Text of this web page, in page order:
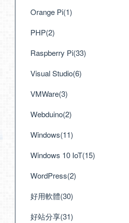
Orange Pi(1)
PHP(2)
Raspberry Pi(33)
Visual Studio(6)
VMWare(3)
Webduino(2)
Windows(11)
Windows 10 IoT(15)
WordPress(2)
好用軟體(30)
好站分享(31)